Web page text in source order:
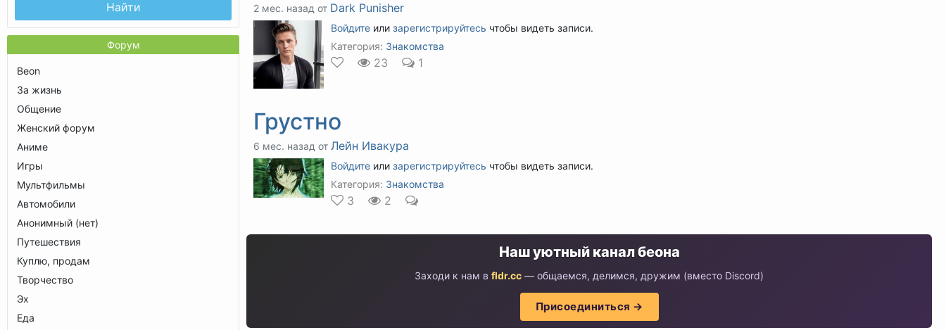
Найти
Форум
Beon
За жизнь
Общение
Женский форум
Аниме
Игры
Мультфильмы
Автомобили
Анонимный (нет)
Путешествия
Куплю, продам
Творчество
Эх
Еда
2 мес. назад от Dark Punisher
Войдите или зарегистрируйтесь чтобы видеть записи.
Категория: Знакомства
23 1
Грустно
6 мес. назад от Лейн Ивакура
Войдите или зарегистрируйтесь чтобы видеть записи.
Категория: Знакомства
3 2
Наш уютный канал беона
Заходи к нам в fldr.cc — общаемся, делимся, дружим (вместо Discord)
Присоединиться →